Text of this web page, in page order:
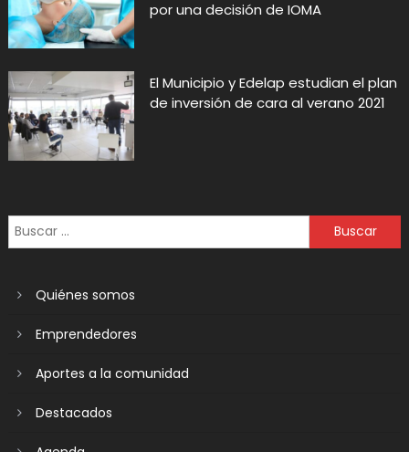
por una decisión de IOMA
El Municipio y Edelap estudian el plan
de inversión de cara al verano 2021
Quiénes somos
Emprendedores
Aportes a la comunidad
Destacados